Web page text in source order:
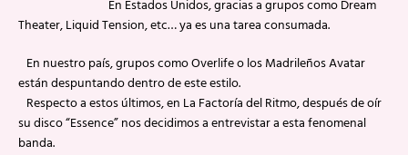
En Estados Unidos, gracias a grupos como Dream
Theater, Liquid Tension, etc… ya es una tarea consumada.
En nuestro país, grupos como Overlife o los Madrileños Avatar
están despuntando dentro de este estilo.
Respecto a estos últimos, en La Factoría del Ritmo, después de oír
su disco “Essence” nos decidimos a entrevistar a esta fenomenal
banda.